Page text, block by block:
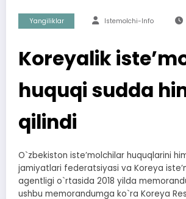
Yangiliklar Istemolchi-Info
Koreyalik
huquqi sudda
qilindi
O`zbekiston isteʼmolchilar huquqlarini
jamiyatlari federatsiyasi va Koreya
agentligi o`rtasida 2018 yilda
ushbu memorandumga ko`ra Koreya